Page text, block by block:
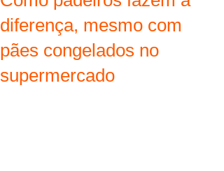
diferença, mesmo com
pães congelados no
supermercado